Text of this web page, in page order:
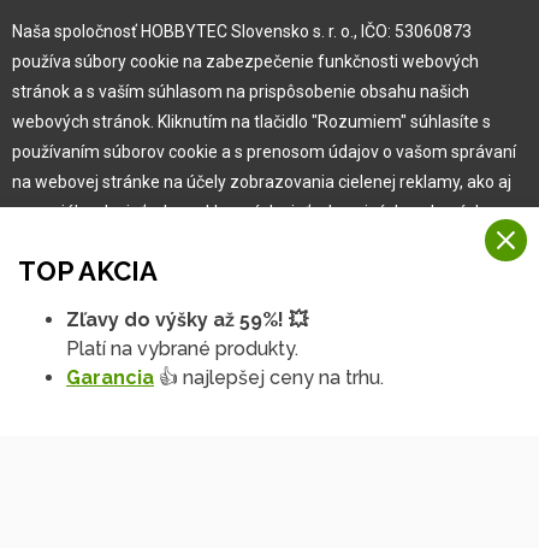
Pre zákazníka
Garancia najlepšej ceny
Užívateľský manuál
Obchodné podmienky
Zákazník & partner
Novinky
TOP AKCIA
Zľavy do výšky až 59%! 💥
Platí na vybrané produkty.
Garancia 👍 najlepšej ceny na trhu.
Naša spoločnosť HOBBYTEC Slovensko s. r. o., IČO: 53060873
používa súbory cookie na zabezpečenie funkčnosti webových
stránok a s vaším súhlasom na prispôsobenie obsahu našich
webových stránok. Kliknutím na tlačidlo "Rozumiem" súhlasíte s
používaním súborov cookie a s prenosom údajov o vašom správaní
na webovej stránke na účely zobrazovania cielenej reklamy, ako aj
na sociálnych sieťach a reklamných sieťach na iných webových
Viac informácií
Na našich webových stránkach používame niekoľko kategórií
Rozumiem